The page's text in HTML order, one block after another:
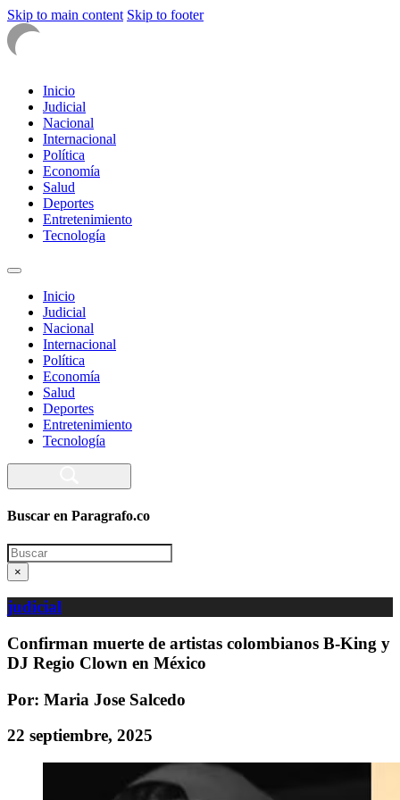
Skip to main content Skip to footer
Inicio
Judicial
Nacional
Internacional
Política
Economía
Salud
Deportes
Entretenimiento
Tecnología
Inicio
Judicial
Nacional
Internacional
Política
Economía
Salud
Deportes
Entretenimiento
Tecnología
Buscar en Paragrafo.co
Search
×
judicial
Confirman muerte de artistas colombianos B-King y
DJ Regio Clown en México
Por: Maria Jose Salcedo
22 septiembre, 2025